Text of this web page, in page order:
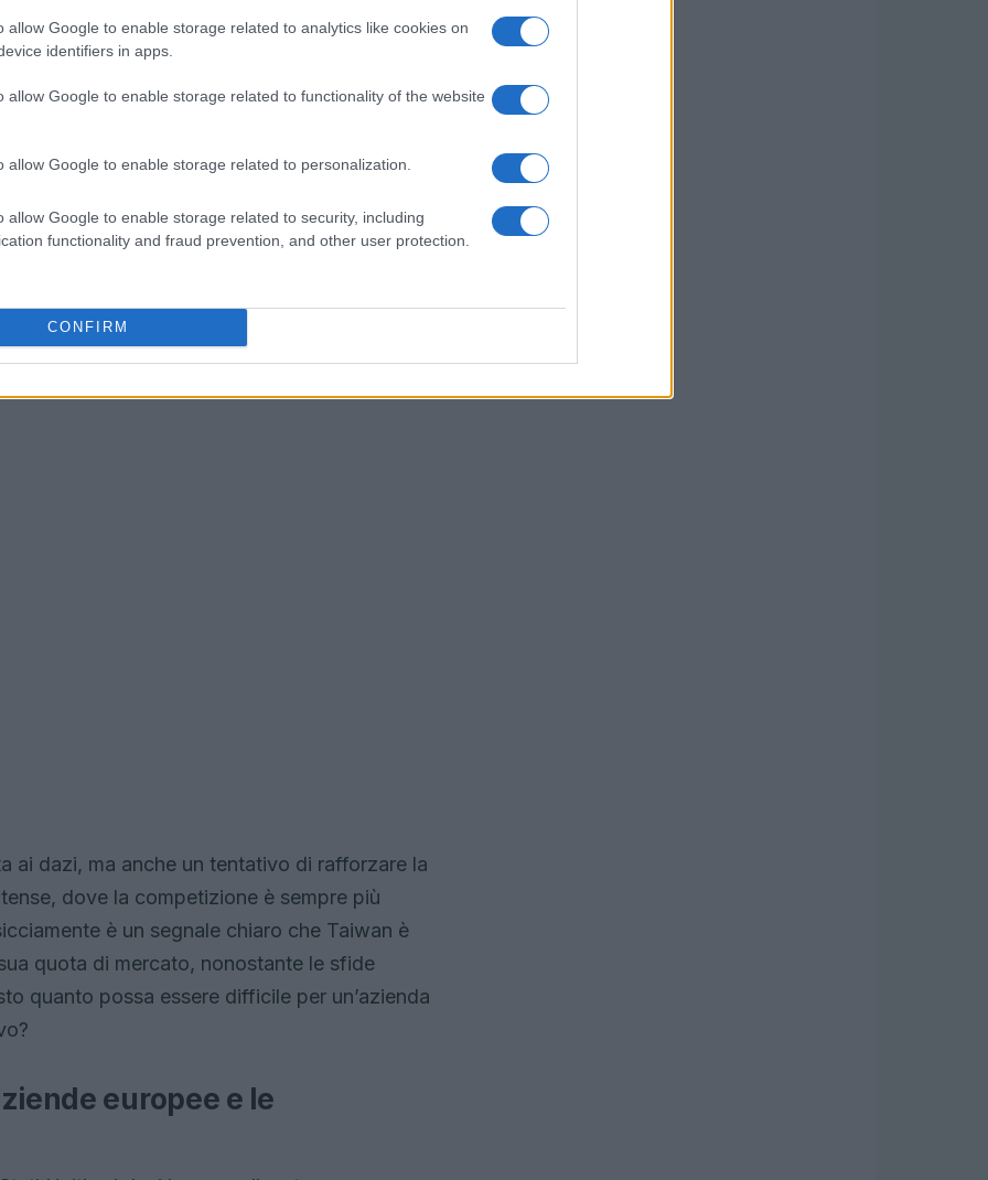
allow Google to enable storage related to analytics like cookies on
identifiers in apps.
allow Google to enable storage related to functionality of the website
allow Google to enable storage related to personalization.
allow Google to enable storage related to security, including
functionality and fraud prevention, and other user protection.
CONFIRM
il futuro economico di Taiwan?
e le esenzioni dai
di adattarsi e TSMC emerge come un
un investimento di 165 miliardi di dollari
impegno possa facilitare l’ottenimento di
investimento programmato di 100 miliardi di
vantaggio da queste esenzioni. Altre
seguendo un percorso simile, dimostrando
Stati Uniti.
ai dazi, ma anche un tentativo di rafforzare la
dove la competizione è sempre più
è un segnale chiaro che Taiwan è
quota di mercato, nonostante le sfide
quanto possa essere difficile per un’azienda
europee e le